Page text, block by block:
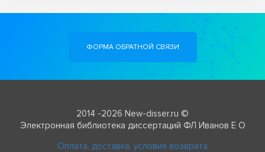
ФОРМА ОБРАТНОЙ СВЯЗИ
2014 -2026 New-disser.ru ©
Электронная библиотека диссертаций ФЛ Иванов Е О
Оплата, доставка, условия возврата